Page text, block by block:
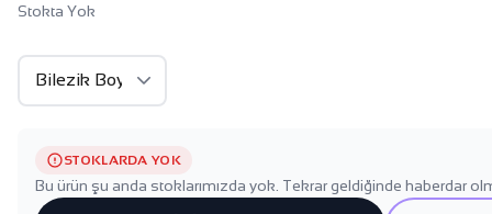
Stokta Yok
STOKLARDA YOK
Bu ürün şu anda stoklarımızda yok. Tekrar geldiğinde haberdar